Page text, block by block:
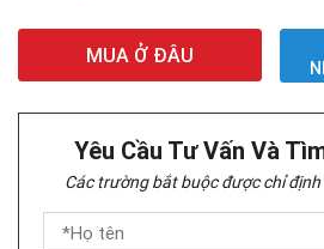
MUA Ở ĐÂU
Yêu Cầu Tư Vấn Và
Các trường bắt buộc được chỉ